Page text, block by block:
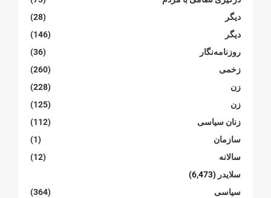
دیگر
(28)
دیگر
(146)
روزنامەنگار
(36)
زخمی
(260)
زن
(228)
زن
(125)
زنان سیاسی
(112)
سازمان
(1)
سالانە
(12)
سلایدر (6,473)
سیاسی
(364)